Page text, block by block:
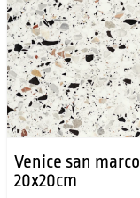
Venice san marco
20x20cm